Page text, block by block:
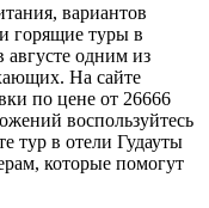
вариантов
горящие туры в
одним из
На сайте
по цене от 26666
воспользуйтесь
тур в отели Гудауты
которые помогут